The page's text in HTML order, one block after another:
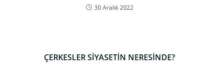
30 Aralık 2022
ÇERKESLER SİYASETİN NERESİNDE?